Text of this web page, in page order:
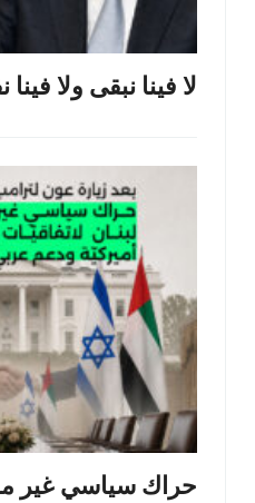
لا فينا نبقى ولا فينا
حراك سياسي غير